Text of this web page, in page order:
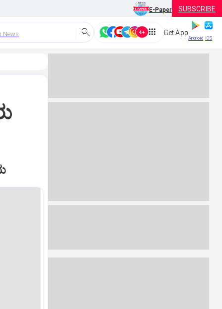
E-Paper SUBSCRIBE
News Get App
Android iOS